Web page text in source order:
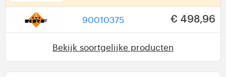
90010375 € 498,96
Bekijk soortgelijke producten